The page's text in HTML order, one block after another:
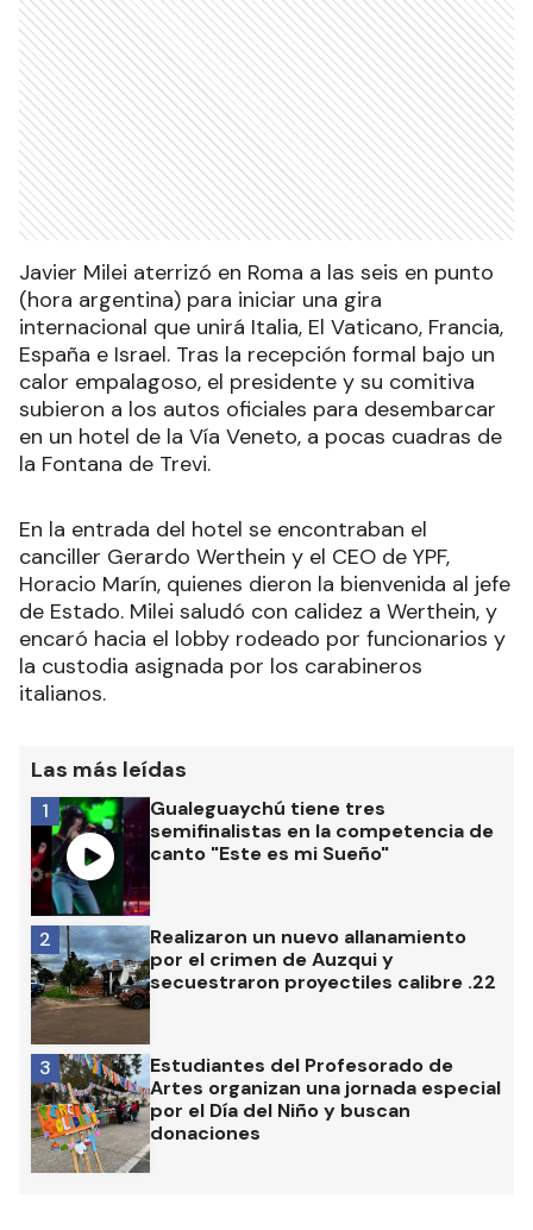
Javier Milei aterrizó en Roma a las seis en punto
(hora argentina) para iniciar una gira
internacional que unirá Italia, El Vaticano, Francia,
España e Israel. Tras la recepción formal bajo un
calor empalagoso, el presidente y su comitiva
subieron a los autos oficiales para desembarcar
en un hotel de la Vía Veneto, a pocas cuadras de
la Fontana de Trevi.
En la entrada del hotel se encontraban el
canciller Gerardo Werthein y el CEO de YPF,
Horacio Marín, quienes dieron la bienvenida al jefe
de Estado. Milei saludó con calidez a Werthein, y
encaró hacia el lobby rodeado por funcionarios y
la custodia asignada por los carabineros
italianos.
Las más leídas
Gualeguaychú tiene tres
semifinalistas en la competencia de
canto "Este es mi Sueño"
1
Realizaron un nuevo allanamiento
por el crimen de Auzqui y
secuestraron proyectiles calibre .22
2
Estudiantes del Profesorado de
Artes organizan una jornada especial
por el Día del Niño y buscan
donaciones
3